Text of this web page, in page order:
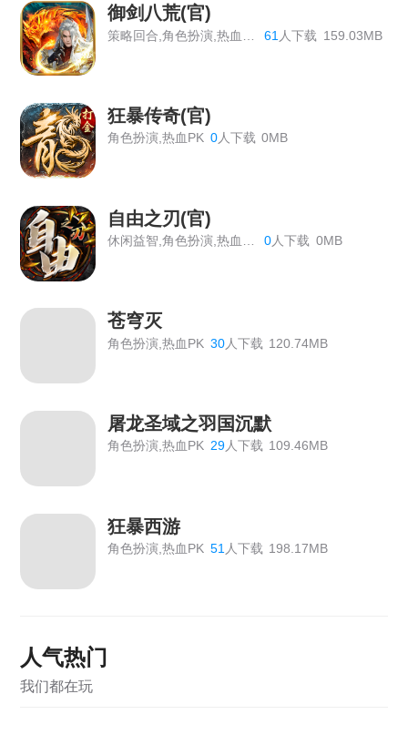
《神仙道》开服表
《血饮龙纹》双11狂欢活动
《血饮龙纹》历史累计线下返利
《血饮龙纹》单日线下返利
《血饮龙纹》VIP价格表
传奇霸主线下活动
【双倍传奇】线下个性称号返利活动
《绝世秘籍》2026年7月6日合服公告
《九曲封神》开服活动
《霸者天下》5月22日维护公告
《霸者天下》5月12日维护公告
《霸者天下》5月12日合服公告
《霸者天下》5月7日维护公告
《霸者天下》5月7日合服公告
《霸者天下》4月28日合服公告
御剑八荒(官)
61 人下载 159.03MB
狂暴传奇(官)
角色扮演,热血PK 0人下载 0MB
自由之刃(官)
0人下载 0MB
苍穹灭
角色扮演,热血PK 30人下载 120.74MB
屠龙圣域之羽国沉默
角色扮演,热血PK 29人下载 109.46MB
狂暴西游
角色扮演,热血PK 51 人下载 198.17MB
人气热门
我们都在玩